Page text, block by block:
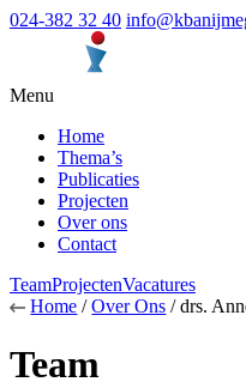
024-382 32 40
Menu
Home
Thema’s
Publicaties
Projecten
Over ons
Contact
TeamProjectenVacatures
Home /Over Ons / drs.
Team